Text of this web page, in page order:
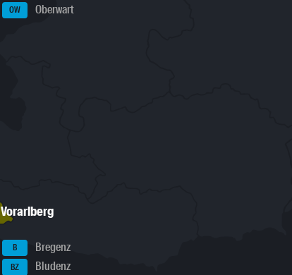
OW Oberwart
Vorarlberg
B Bregenz
BZ Bludenz